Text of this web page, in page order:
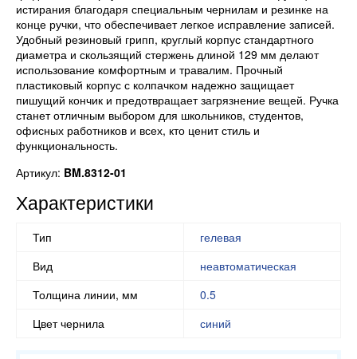
истирания благодаря специальным чернилам и резинке на
конце ручки, что обеспечивает легкое исправление записей.
Удобный резиновый грипп, круглый корпус стандартного
диаметра и скользящий стержень длиной 129 мм делают
использование комфортным и травалим. Прочный
пластиковый корпус с колпачком надежно защищает
пишущий кончик и предотвращает загрязнение вещей. Ручка
станет отличным выбором для школьников, студентов,
офисных работников и всех, кто ценит стиль и
функциональность.
Артикул: BM.8312-01
Характеристики
Тип
гелевая
Вид
неавтоматическая
Толщина линии, мм
0.5
Цвет чернила
синий